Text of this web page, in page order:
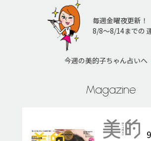
毎週金曜夜更新！
8/8〜8/14までの
今週の美的子ちゃん占いへ
Magazine
9